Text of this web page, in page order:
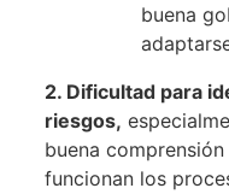
buena
2. Dificultad para
riesgos,
buena
funcionan los